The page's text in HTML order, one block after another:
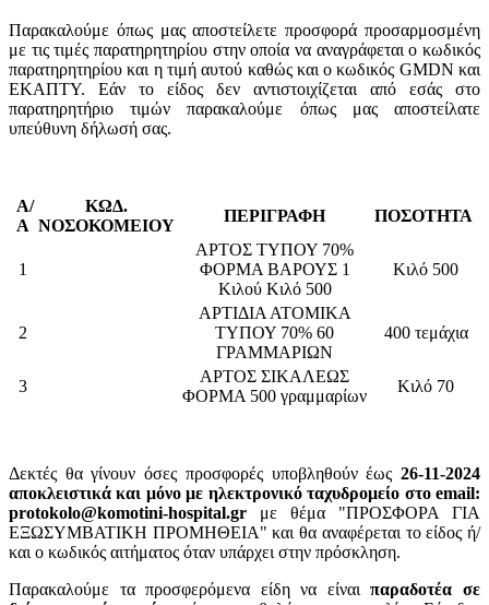
Παρακαλούμε όπως μας αποστείλετε προσφορά προσαρμοσμένη
με τις τιμές παρατηρητηρίου στην οποία να αναγράφεται ο κωδικός
παρατηρητηρίου και η τιμή αυτού καθώς και ο κωδικός GMDN και
ΕΚΑΠΤΥ. Εάν το είδος δεν αντιστοιχίζεται από εσάς στο
παρατηρητήριο τιμών παρακαλούμε όπως μας αποστείλατε
υπεύθυνη δήλωσή σας.
Α/
Α
ΚΩΔ.
ΝΟΣΟΚΟΜΕΙΟΥ
ΠΕΡΙΓΡΑΦΗ ΠΟΣΟΤΗΤΑ
1
ΑΡΤΟΣ ΤΥΠΟΥ 70%
ΦΟΡΜΑ ΒΑΡΟΥΣ 1
Κιλού Κιλό 500
Κιλό 500
2
ΑΡΤΙΔΙΑ ΑΤΟΜΙΚΑ
ΤΥΠΟΥ 70% 60
ΓΡΑΜΜΑΡΙΩΝ
400 τεμάχια
3
ΑΡΤΟΣ ΣΙΚΑΛΕΩΣ
ΦΟΡΜΑ 500 γραμμαρίων
Κιλό 70
Δεκτές θα γίνουν όσες προσφορές υποβληθούν έως 26-11-2024
αποκλειστικά και μόνο με ηλεκτρονικό ταχυδρομείο στο email:
protokolo@komotini-hospital.gr με θέμα "ΠΡΟΣΦΟΡΑ ΓΙΑ
ΕΞΩΣΥΜΒΑΤΙΚΗ ΠΡΟΜΗΘΕΙΑ" και θα αναφέρεται το είδος ή/
και ο κωδικός αιτήματος όταν υπάρχει στην πρόσκληση.
Παρακαλούμε τα προσφερόμενα είδη να είναιπαραδοτέα σε